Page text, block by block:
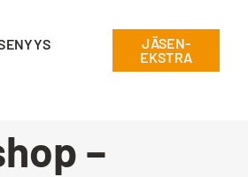
JÄSEN-
EKSTRA
–